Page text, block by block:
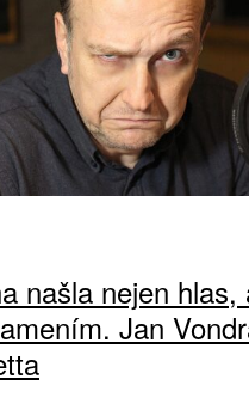
našla nejen hlas,
Jan